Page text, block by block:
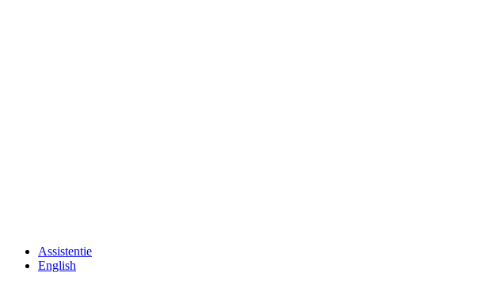
Assistentie
English